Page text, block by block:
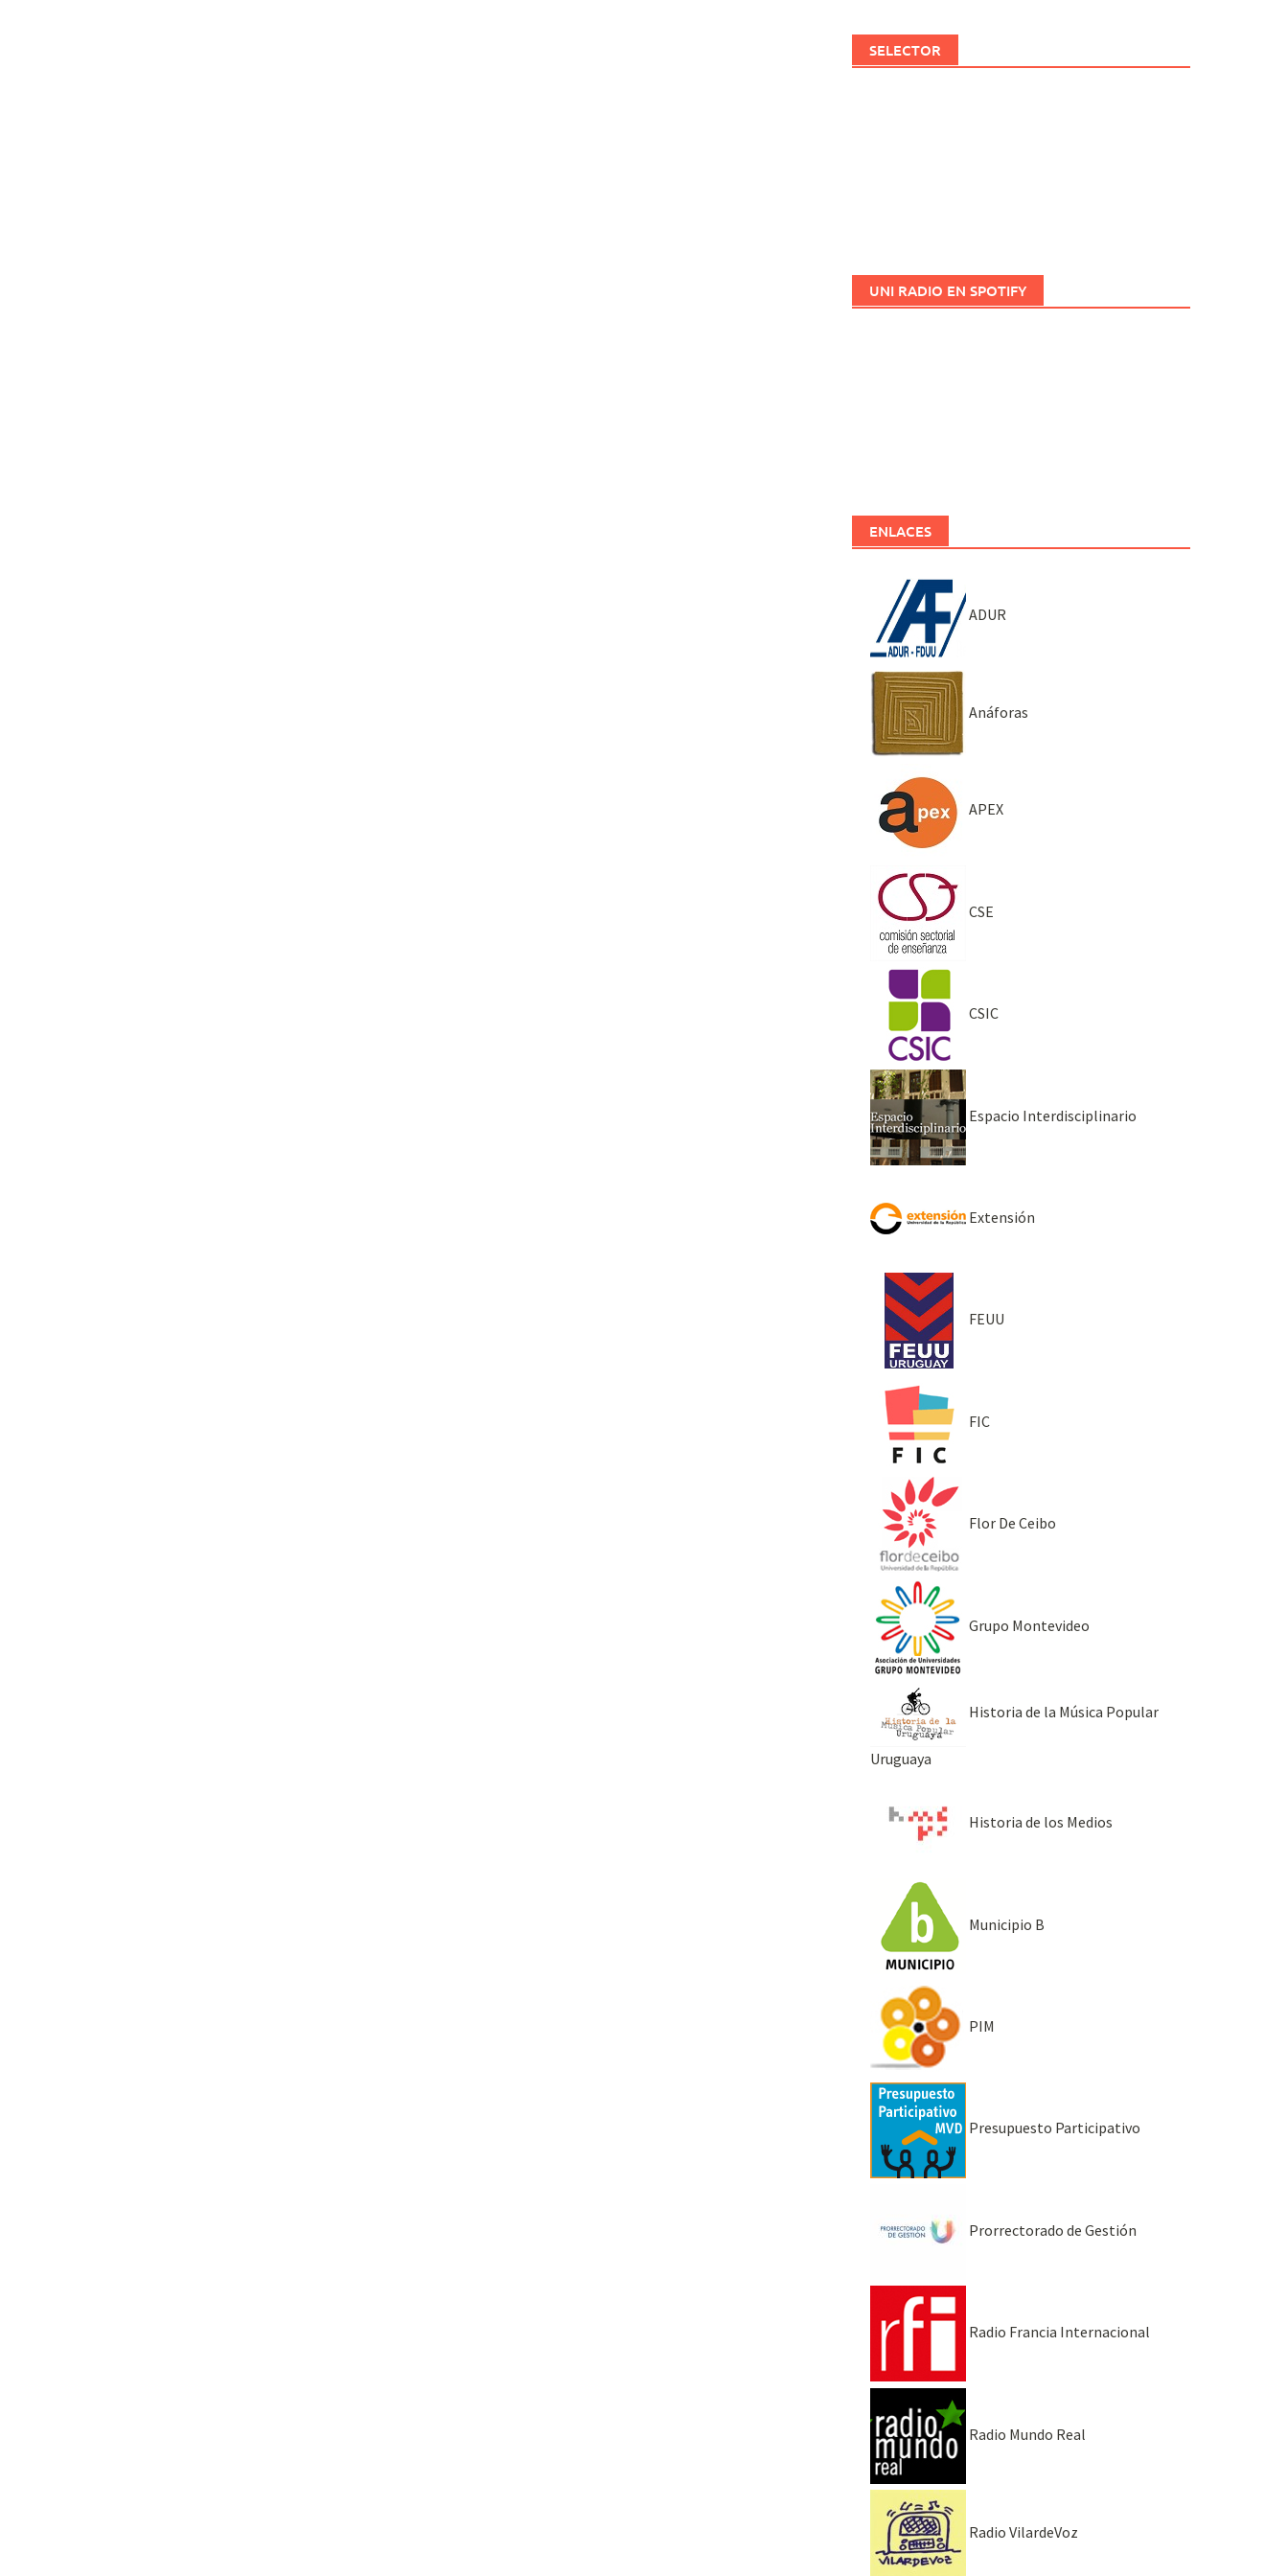
SELECTOR
UNI RADIO EN SPOTIFY
ENLACES
ADUR
Anáforas
APEX
CSE
CSIC
Espacio Interdisciplinario
Extensión
FEUU
FIC
Flor De Ceibo
Grupo Montevideo
Historia de la Música Popular
Uruguaya
Historia de los Medios
Municipio B
PIM
Presupuesto Participativo
Prorrectorado de Gestión
Radio Francia Internacional
Radio Mundo Real
Radio VilardeVoz